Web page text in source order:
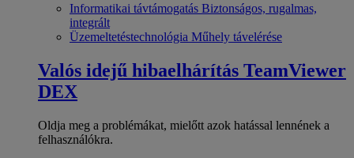
Informatikai távtámogatás Biztonságos, rugalmas,
integrált
Üzemeltetéstechnológia Műhely távelérése
Valós idejű hibaelhárítás TeamViewer
DEX
Oldja meg a problémákat, mielőtt azok hatással lennének a
felhasználókra.